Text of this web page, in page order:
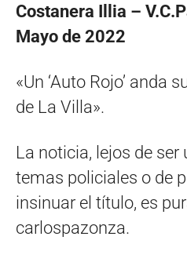
Costanera Illia –
Mayo de 2022
«Un ‘Auto Rojo’ anda
de La Villa».
La noticia, lejos de ser
temas policiales o de
insinuar el título, es
carlospazonza.